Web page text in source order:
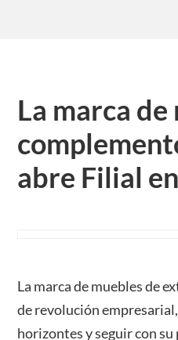
La marca
abre Filial
La marca de muebles de
de revolución
horizontes y seguir con